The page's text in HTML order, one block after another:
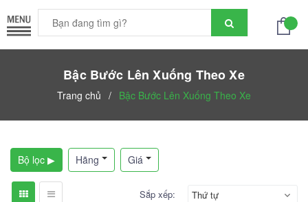
Bậc Bước Lên Xuống Theo Xe
Trang chủ / Bậc Bước Lên Xuống Theo Xe
Bộ lọc ▶ Hãng Giá
Sắp xếp: Thứ tự